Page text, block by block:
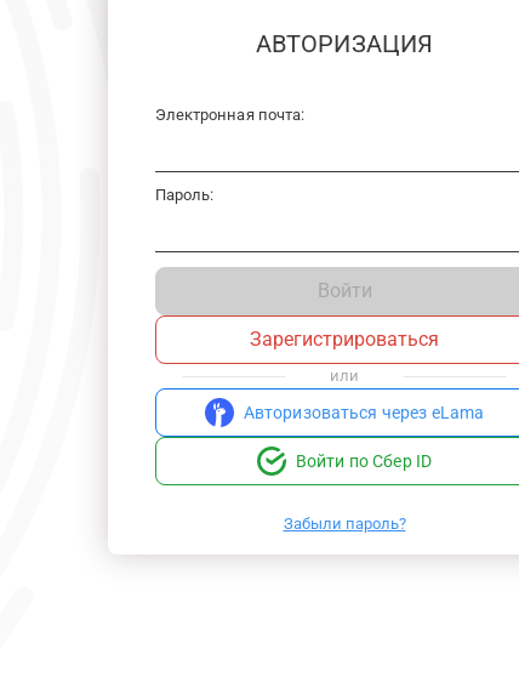
АВТОРИЗАЦИЯ
Электронная почта:
Пароль:
Войти
Зарегистрироваться
или
Авторизоваться через eLama
Войти по Сбер ID
Забыли пароль?